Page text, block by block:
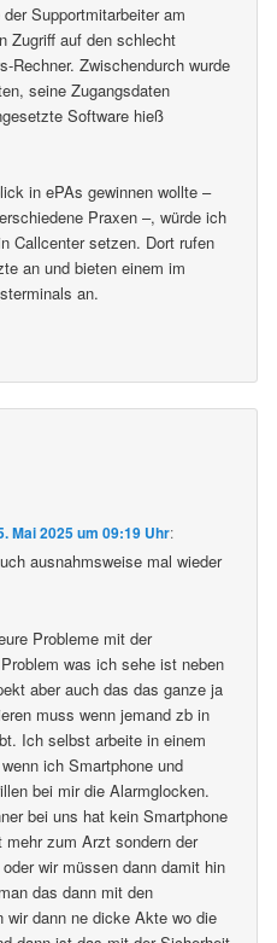
Supportmitarbeiter am
Zugriff auf den schlecht
Rechner. Zwischendurch wurde
seine Zugangsdaten
Software hieß
in ePAs gewinnen wollte –
Praxen –, würde ich
Callcenter setzen. Dort rufen
an und bieten einem im
an.
Mai 2025 um 09:19 Uhr:
ausnahmsweise mal wieder
Probleme mit der
was ich sehe ist neben
aber auch das das ganze ja
muss wenn jemand zb in
Ich selbst arbeite in einem
ich Smartphone und
bei mir die Alarmglocken.
bei uns hat kein Smartphone
mehr zum Arzt sondern der
wir müssen dann damit hin
das dann mit den
wir dann ne dicke Akte wo die